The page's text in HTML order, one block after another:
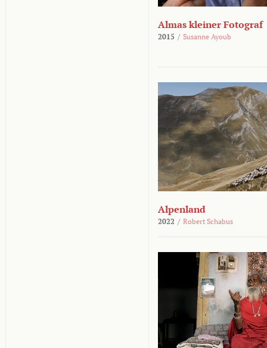
Almas kleiner Fotograf
2015 / Susanne Ayoub
Alpenland
2022 / Robert Schabus